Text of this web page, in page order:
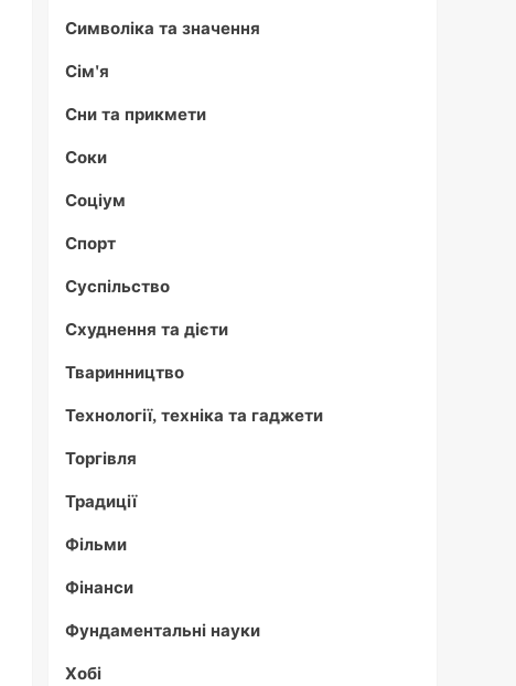
Символіка та значення
Сім'я
Сни та прикмети
Соки
Соціум
Спорт
Суспільство
Схуднення та дієти
Тваринництво
Технології, техніка та гаджети
Торгівля
Традиції
Фільми
Фінанси
Фундаментальні науки
Хобі